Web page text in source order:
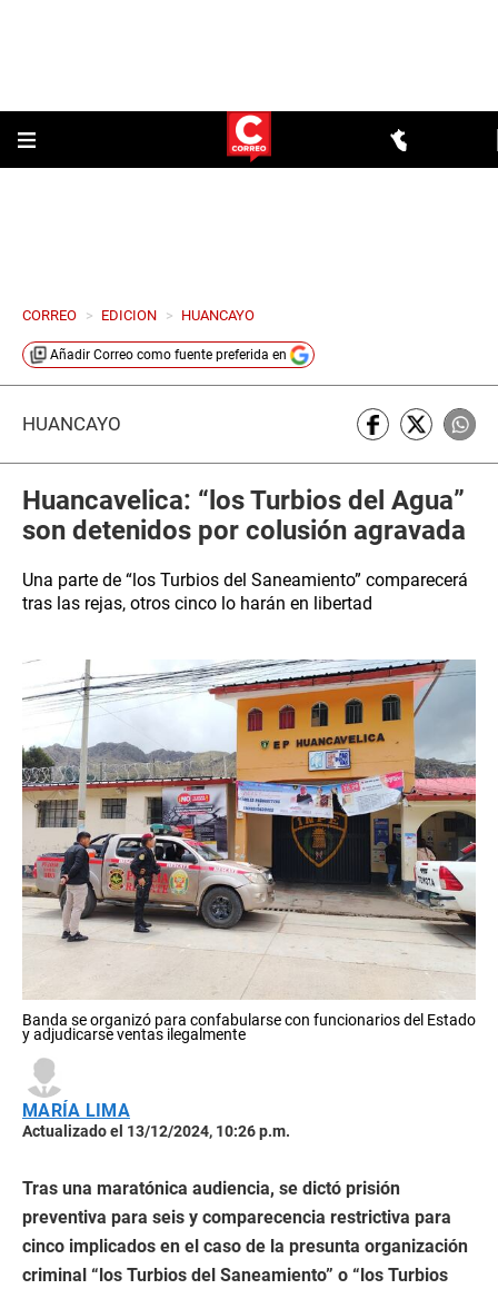
CORREO > EDICION > HUANCAYO
Añadir Correo como fuente preferida en
HUANCAYO
Huancavelica: “los Turbios del Agua”
son detenidos por colusión agravada
Una parte de “los Turbios del Saneamiento” comparecerá
tras las rejas, otros cinco lo harán en libertad
Banda se organizó para confabularse con funcionarios del Estado
y adjudicarse ventas ilegalmente
MARÍA LIMA
Actualizado el 13/12/2024, 10:26 p.m.
Tras una maratónica audiencia, se dictó prisión
preventiva para seis y comparecencia restrictiva para
cinco implicados en el caso de la presunta organización
criminal “los Turbios del Saneamiento” o “los Turbios